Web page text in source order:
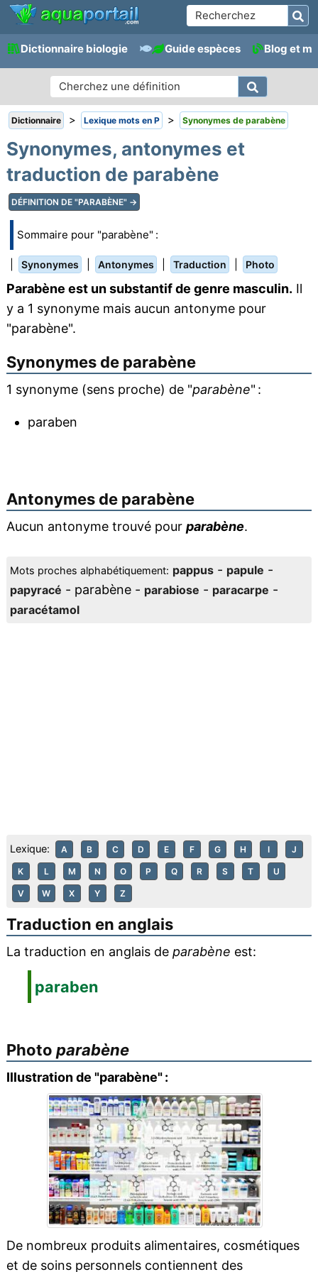
Dictionnaire biologie Guide espèces Blog et
Dictionnaire > Lexique mots en P > Synonymes de parabène
Synonymes, antonymes et
traduction de parabène
DÉFINITION DE "PARABÈNE" →
Sommaire pour "parabène" :
Synonymes Antonymes Traduction Photo
Parabène est un substantif de genre masculin. Il
y a 1 synonyme mais aucun antonyme pour
"parabène".
Synonymes de parabène
1 synonyme (sens proche) de "parabène" :
paraben
Antonymes de parabène
Aucun antonyme trouvé pour parabène.
Mots proches alphabétiquement: pappus- papule -
papyracé - parabène - parabiose - paracarpe -
paracétamol
Lexique: A B C D E F G H I J
K L M N O P Q R S T U
V W X Y Z
Traduction en anglais
La traduction en anglais de parabène est:
paraben
Photo parabène
Illustration de "parabène" :
De nombreux produits alimentaires, cosmétiques
et de soins personnels contiennent des